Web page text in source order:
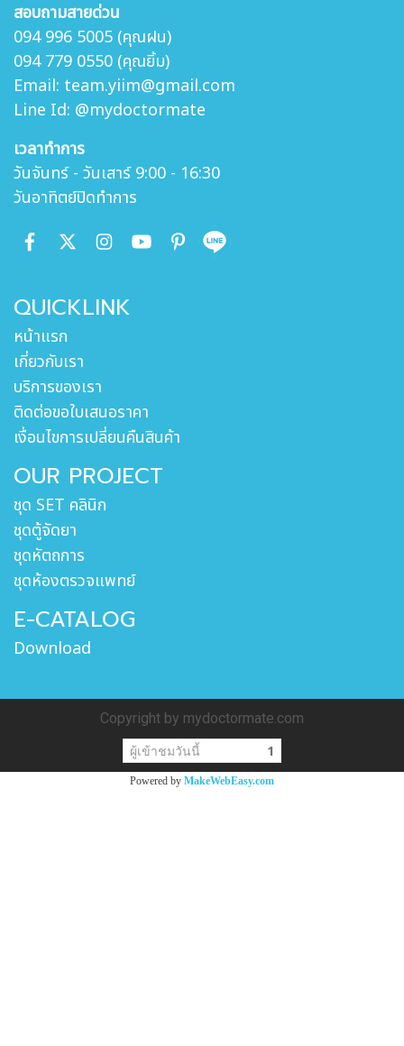
สอบถามสายด่วน
094 996 5005 (คุณฝน)
094 779 0550 (คุณยิ้ม)
Email: team.yiim@gmail.com
Line Id: @mydoctormate
เวลาทำการ
วันจันทร์ - วันเสาร์ 9:00 - 16:30
วันอาทิตย์ปิดทำการ
QUICKLINK
หน้าแรก
เกี่ยวกับเรา
บริการของเรา
ติดต่อขอใบเสนอราคา
เงื่อนไขการเปลี่ยนคืนสินค้า
OUR PROJECT
ชุด SET คลินิก
ชุดตู้จัดยา
ชุดหัตถการ
ชุดห้องตรวจแพทย์
E-CATALOG
Download
Copyright by mydoctormate.com
ผู้เข้าชมวันนี้
1
Powered by MakeWebEasy.com